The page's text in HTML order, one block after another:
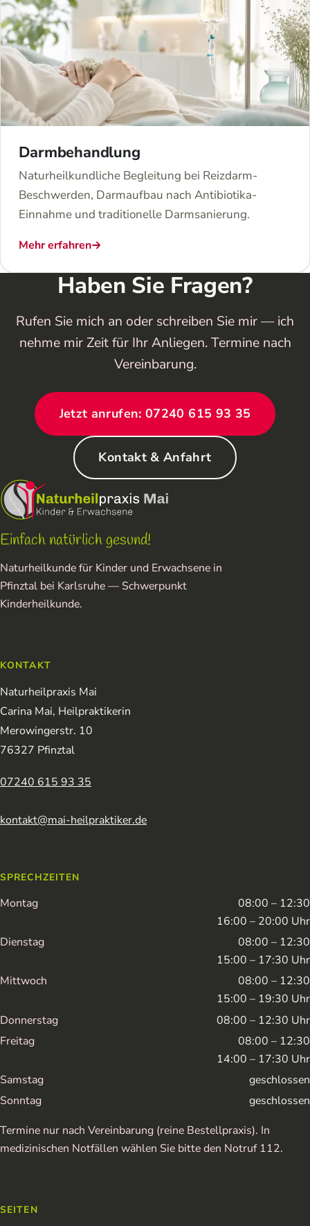
Darmbehandlung
Naturheilkundliche Begleitung bei Reizdarm-
Beschwerden, Darmaufbau nach Antibiotika-
Einnahme und traditionelle Darmsanierung.
Mehr erfahren
Haben Sie Fragen?
Rufen Sie mich an oder schreiben Sie mir — ich
nehme mir Zeit für Ihr Anliegen. Termine nach
Vereinbarung.
Jetzt anrufen: 07240 615 93 35
Kontakt & Anfahrt
Einfach natürlich gesund!
Naturheilkunde für Kinder und Erwachsene in
Pfinztal bei Karlsruhe — Schwerpunkt
Kinderheilkunde.
KONTAKT
Naturheilpraxis Mai
Carina Mai, Heilpraktikerin
Merowingerstr. 10
76327 Pfinztal
07240 615 93 35
kontakt@mai-heilpraktiker.de
SPRECHZEITEN
Montag
08:00 – 12:30
16:00 – 20:00 Uhr
Dienstag
08:00 – 12:30
15:00 – 17:30 Uhr
Mittwoch
08:00 – 12:30
15:00 – 19:30 Uhr
Donnerstag
08:00 – 12:30 Uhr
Freitag
08:00 – 12:30
14:00 – 17:30 Uhr
Samstag
geschlossen
Sonntag
geschlossen
Termine nur nach Vereinbarung (reine Bestellpraxis). In
medizinischen Notfällen wählen Sie bitte den Notruf 112.
SEITEN